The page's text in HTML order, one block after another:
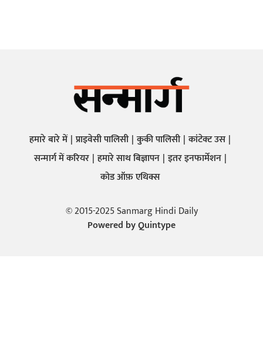
हमारे बारे में प्राइवेसी पालिसी कुकी पालिसी कांटेक्ट उस
सन्मार्ग में करियर हमारे साथ बिज्ञापन इतर इनफार्मेशन
कोड ऑफ़ एथिक्स
© 2015-2025 Sanmarg Hindi Daily
Powered byQuintype